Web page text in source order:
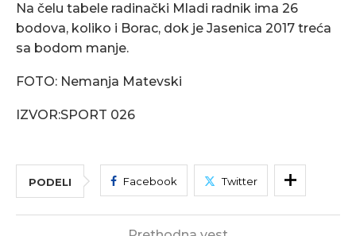
Na čelu tabele radinački Mladi radnik ima 26
bodova, koliko i Borac, dok je Jasenica 2017 treća
sa bodom manje.
FOTO: Nemanja Matevski
IZVOR:SPORT 026
PODELI Facebook Twitter